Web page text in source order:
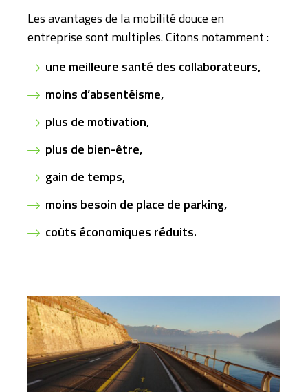
Les avantages de la mobilité douce en
entreprise sont multiples. Citons notamment :
une meilleure santé des collaborateurs,
moins d’absentéisme,
plus de motivation,
plus de bien-être,
gain de temps,
moins besoin de place de parking,
coûts économiques réduits.